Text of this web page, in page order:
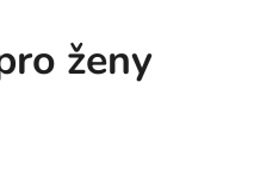
ženy